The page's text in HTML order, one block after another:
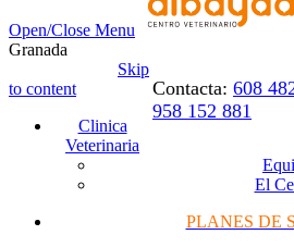
Open/Close Menu
Granada
Contacta: 608
958 152 881
Skip
to content
Clinica
Veterinaria
El
PLANES DE